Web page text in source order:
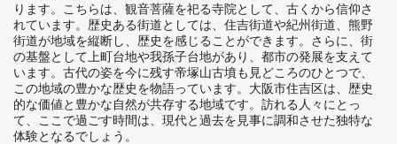
ります。こちらは、観音菩薩を祀る寺院として、古くから信仰さ
れています。歴史ある街道としては、住吉街道や紀州街道、熊野
街道が地域を縦断し、歴史を感じることができます。さらに、街
の基盤として上町台地や我孫子台地があり、都市の発展を支えて
います。古代の姿を今に残す帝塚山古墳も見どころのひとつで、
この地域の豊かな歴史を物語っています。大阪市住吉区は、歴史
的な価値と豊かな自然が共存する地域です。訪れる人々にとっ
て、ここで過ごす時間は、現代と過去を見事に調和させた独特な
体験となるでしょう。